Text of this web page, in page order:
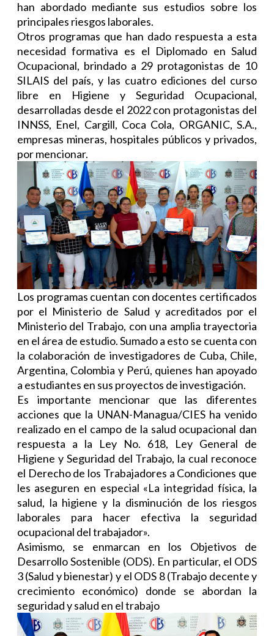
han abordado mediante sus estudios sobre los
principales riesgos laborales.
Otros programas que han dado respuesta a esta
necesidad formativa es el Diplomado en Salud
Ocupacional, brindado a 29 protagonistas de 10
SILAIS del país, y las cuatro ediciones del curso
libre en Higiene y Seguridad Ocupacional,
desarrolladas desde el 2022 con protagonistas del
INNSS, Enel, Cargill, Coca Cola, ORGANIC, S.A.,
empresas mineras, hospitales públicos y privados,
por mencionar.
Los programas cuentan con docentes certificados
por el Ministerio de Salud y acreditados por el
Ministerio del Trabajo, con una amplia trayectoria
en el área de estudio. Sumado a esto se cuenta con
la colaboración de investigadores de Cuba, Chile,
Argentina, Colombia y Perú, quienes han apoyado
a estudiantes en sus proyectos de investigación.
Es importante mencionar que las diferentes
acciones que la UNAN-Managua/CIES ha venido
realizado en el campo de la salud ocupacional dan
respuesta a la Ley No. 618, Ley General de
Higiene y Seguridad del Trabajo, la cual reconoce
el Derecho de los Trabajadores a Condiciones que
les aseguren en especial «La integridad física, la
salud, la higiene y la disminución de los riesgos
laborales para hacer efectiva la seguridad
ocupacional del trabajador».
Asimismo, se enmarcan en los Objetivos de
Desarrollo Sostenible (ODS). En particular, el ODS
3 (Salud y bienestar) y el ODS 8 (Trabajo decente y
crecimiento económico) donde se abordan la
seguridad y salud en el trabajo